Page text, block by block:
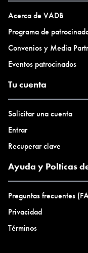
Acerca de VADB
Programa de
Convenios y Media
Eventos patrocinados
Tu cuenta
Solicitar una cuenta
Entrar
Recuperar clave
Ayuda y Polticas
Preguntas frecuentes
Privacidad
Términos